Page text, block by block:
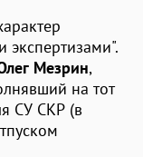
Мезрин,
на тот
СУ СКР (в